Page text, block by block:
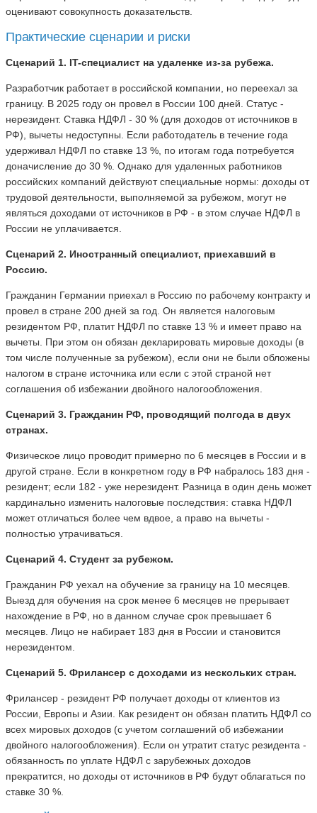
оценивают совокупность доказательств.
Практические сценарии и риски
Сценарий 1. IT-специалист на удаленке из-за рубежа.
Разработчик работает в российской компании, но переехал за
границу. В 2025 году он провел в России 100 дней. Статус -
нерезидент. Ставка НДФЛ - 30 % (для доходов от источников в
РФ), вычеты недоступны. Если работодатель в течение года
удерживал НДФЛ по ставке 13 %, по итогам года потребуется
доначисление до 30 %. Однако для удаленных работников
российских компаний действуют специальные нормы: доходы от
трудовой деятельности, выполняемой за рубежом, могут не
являться доходами от источников в РФ - в этом случае НДФЛ в
России не уплачивается.
Сценарий 2. Иностранный специалист, приехавший в
Россию.
Гражданин Германии приехал в Россию по рабочему контракту и
провел в стране 200 дней за год. Он является налоговым
резидентом РФ, платит НДФЛ по ставке 13 % и имеет право на
вычеты. При этом он обязан декларировать мировые доходы (в
том числе полученные за рубежом), если они не были обложены
налогом в стране источника или если с этой страной нет
соглашения об избежании двойного налогообложения.
Сценарий 3. Гражданин РФ, проводящий полгода в двух
странах.
Физическое лицо проводит примерно по 6 месяцев в России и в
другой стране. Если в конкретном году в РФ набралось 183 дня -
резидент; если 182 - уже нерезидент. Разница в один день может
кардинально изменить налоговые последствия: ставка НДФЛ
может отличаться более чем вдвое, а право на вычеты -
полностью утрачиваться.
Сценарий 4. Студент за рубежом.
Гражданин РФ уехал на обучение за границу на 10 месяцев.
Выезд для обучения на срок менее 6 месяцев не прерывает
нахождение в РФ, но в данном случае срок превышает 6
месяцев. Лицо не набирает 183 дня в России и становится
нерезидентом.
Сценарий 5. Фрилансер с доходами из нескольких стран.
Фрилансер - резидент РФ получает доходы от клиентов из
России, Европы и Азии. Как резидент он обязан платить НДФЛ со
всех мировых доходов (с учетом соглашений об избежании
двойного налогообложения). Если он утратит статус резидента -
обязанность по уплате НДФЛ с зарубежных доходов
прекратится, но доходы от источников в РФ будут облагаться по
ставке 30 %.